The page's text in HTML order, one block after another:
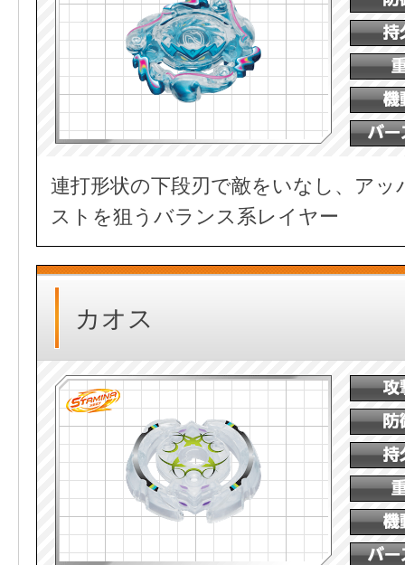
連打形状の下段刃で敵をいなし、アッ
ストを狙うバランス系レイヤー
カオス